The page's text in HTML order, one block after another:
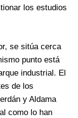
los estudios
se sitúa cerca
punto está
industrial. El
de los
y Aldama
como lo han